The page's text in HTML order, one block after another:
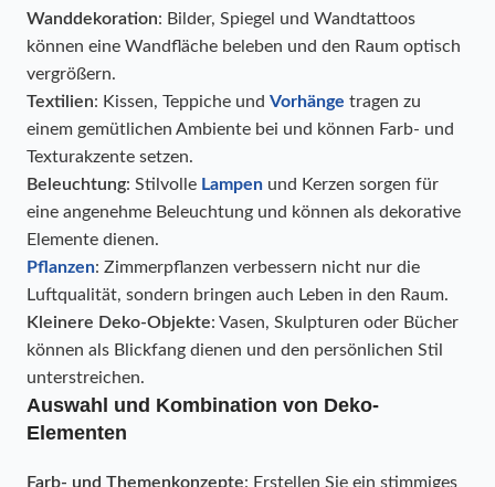
Wanddekoration: Bilder, Spiegel und Wandtattoos
können eine Wandfläche beleben und den Raum optisch
vergrößern.
Textilien: Kissen, Teppiche und Vorhänge tragen zu
einem gemütlichen Ambiente bei und können Farb- und
Texturakzente setzen.
Beleuchtung: Stilvolle Lampen und Kerzen sorgen für
eine angenehme Beleuchtung und können als dekorative
Elemente dienen.
Pflanzen: Zimmerpflanzen verbessern nicht nur die
Luftqualität, sondern bringen auch Leben in den Raum.
Kleinere Deko-Objekte: Vasen, Skulpturen oder Bücher
können als Blickfang dienen und den persönlichen Stil
unterstreichen.
Auswahl und Kombination von Deko-
Elementen
Farb- und Themenkonzepte: Erstellen Sie ein stimmiges